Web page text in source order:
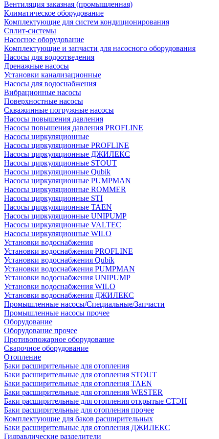
Вентиляция заказная (промышленная)
Климатическое оборудование
Комплектующие для систем кондиционирования
Сплит-системы
Насосное оборудование
Комплектующие и запчасти для насосного оборудования
Насосы для водоотведения
Дренажные насосы
Установки канализационные
Насосы для водоснабжения
Вибрационные насосы
Поверхностные насосы
Скважинные погружные насосы
Насосы повышения давления
Насосы повышения давления PROFLINE
Насосы циркуляционные
Насосы циркуляционные PROFLINE
Насосы циркуляционные ДЖИЛЕКС
Насосы циркуляционные STOUT
Насосы циркуляционные Qubik
Насосы циркуляционные PUMPMAN
Насосы циркуляционные ROMMER
Насосы циркуляционные STI
Насосы циркуляционные TAEN
Насосы циркуляционные UNIPUMP
Насосы циркуляционные VALTEC
Насосы циркуляционные WILO
Установки водоснабжения
Установки водоснабжения PROFLINE
Установки водоснабжения Qubik
Установки водоснабжения PUMPMAN
Установки водоснабжения UNIPUMP
Установки водоснабжения WILO
Установки водоснабжения ДЖИЛЕКС
Промышленные насосы/Специальные/Запчасти
Промышленные насосы прочее
Оборудование
Оборудование прочее
Противопожарное оборудование
Сварочное оборудование
Отопление
Баки расширительные для отопления
Баки расширительные для отопления STOUT
Баки расширительные для отопления TAEN
Баки расширительные для отопления WESTER
Баки расширительные для отопления открытые СТЭН
Баки расширительные для отопления прочее
Комплектующие для баков расширительных
Баки расширительные для отопления ДЖИЛЕКС
Гидравлические разделители